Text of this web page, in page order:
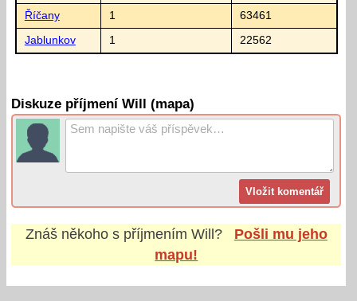
Říčany 1 63461
Jablunkov 1 22562
Diskuze příjmení Will (mapa)
Znáš někoho s příjmením Will?
Pošli mu jeho
mapu!